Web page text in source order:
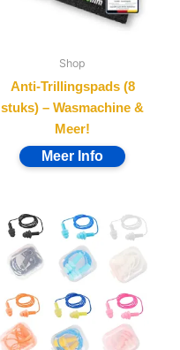
Shop
Anti-Trillingspads (8
stuks) – Wasmachine &
Meer!